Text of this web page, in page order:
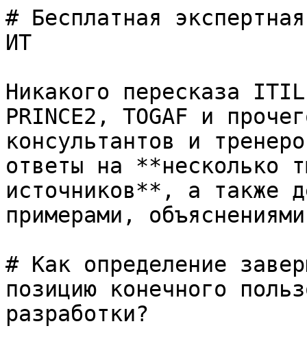
# Бесплатная
ИТ
Никакого пересказа
PRINCE2, TOGAF и
консультантов и
ответы на **несколько
источников**, а также
примерами,
# Как определение
позицию конечного
разработки?